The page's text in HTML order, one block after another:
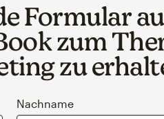
Formular
zum
zu
Nachname